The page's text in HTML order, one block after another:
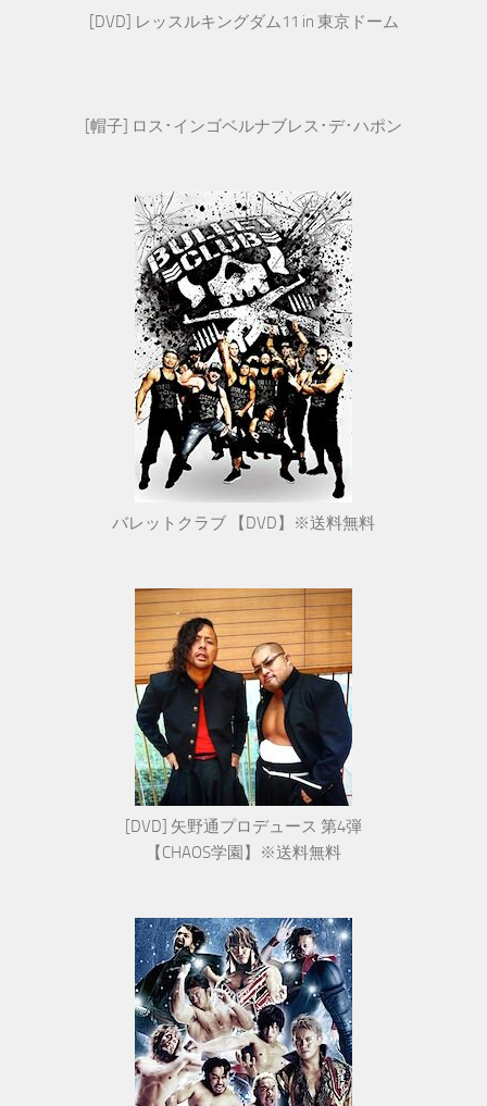
[DVD] レッスルキングダム11 in 東京ドーム
[帽子] ロス･インゴベルナブレス･デ･ハポン
バレットクラブ 【DVD】※送料無料
[DVD] 矢野通プロデュース 第4弾
【CHAOS学園】※送料無料